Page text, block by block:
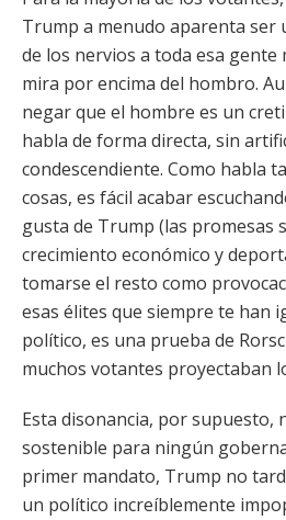
Trump a menudo aparenta ser
de los nervios a toda esa gente
mira por encima del hombro.
negar que el hombre es un
habla de forma directa, sin
condescendiente. Como habla
cosas, es fácil acabar
gusta de Trump (las promesas
crecimiento económico y
tomarse el resto como
esas élites que siempre te han
político, es una prueba de
muchos votantes proyectaban
Esta disonancia, por supuesto,
sostenible para ningún
primer mandato, Trump no
un político increíblemente